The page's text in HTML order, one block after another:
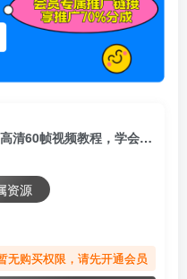
（6412期）外面收费2300的抖音高清60帧视频教程，学会如何制作视频（教程+插件）
资源
无购买权限，请先开通会员